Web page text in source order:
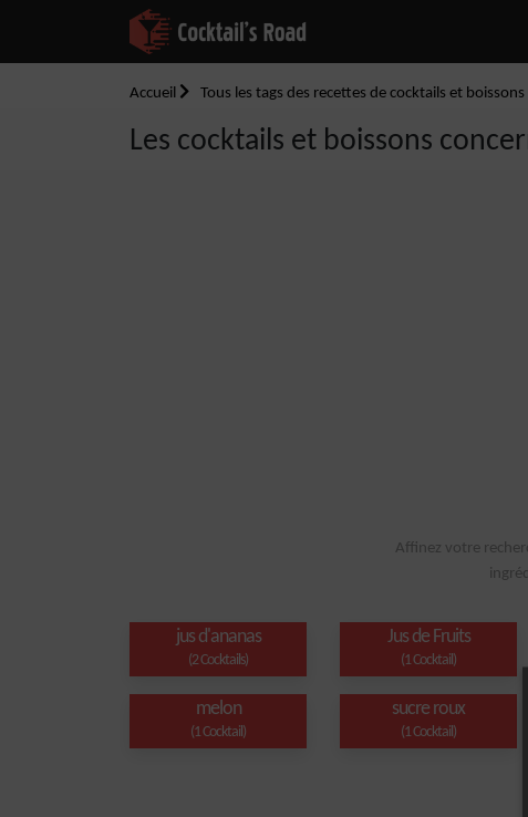
Accueil Tous les tags des recettes de cocktails et boissons
Les cocktails et boissons
Affinez votre
jus d'ananas
(2 Cocktails)
Jus de Fruits
(1 Cocktail)
melon
(1 Cocktail)
sucre roux
(1 Cocktail)